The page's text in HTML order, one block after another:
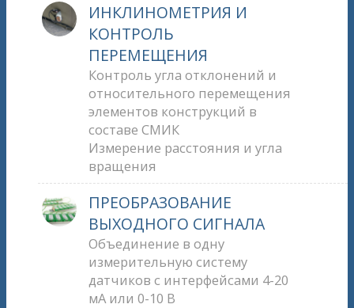
ИНКЛИНОМЕТРИЯ И
КОНТРОЛЬ
ПЕРЕМЕЩЕНИЯ
Контроль угла отклонений и
относительного перемещения
элементов конструкций в
составе СМИК
Измерение расстояния и угла
вращения
ПРЕОБРАЗОВАНИЕ
ВЫХОДНОГО СИГНАЛА
Объединение в одну
измерительную систему
датчиков с интерфейсами 4-20
мА или 0-10 В